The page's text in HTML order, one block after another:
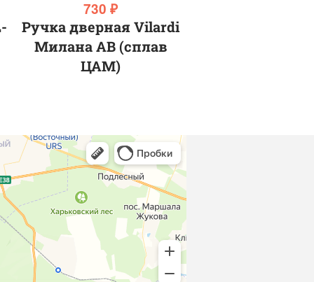
730 ₽
Ручка дверная Vilardi
Милана AB (сплав
ЦАМ)